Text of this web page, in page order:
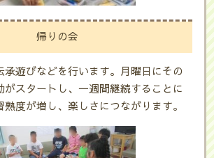
帰りの会
承遊びなどを行います。月曜日にその
がスタートし、一週間継続することに
熟度が増し、楽しさにつながります。